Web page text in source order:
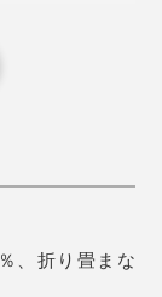
妙なバランス
を１分間傘に
ことができま
になるし、出
、折り畳まな